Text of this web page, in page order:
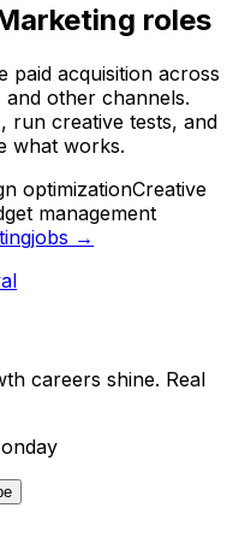
roles
paid acquisition across
other channels.
run creative tests, and
what works.
optimizationCreative
management
jobs →
careers shine. Real